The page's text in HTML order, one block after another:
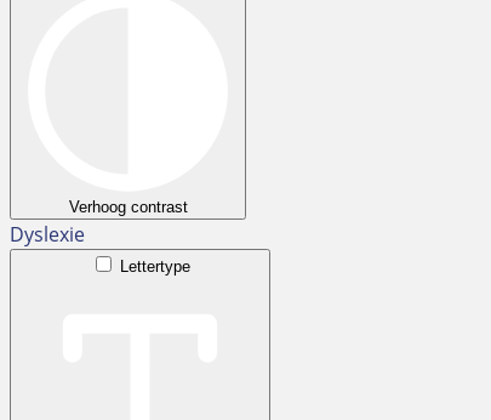
Verhoog contrast
Dyslexie
Lettertype